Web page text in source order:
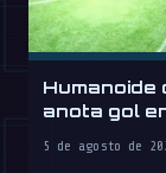
Humanoide
anota gol
5 de agosto de